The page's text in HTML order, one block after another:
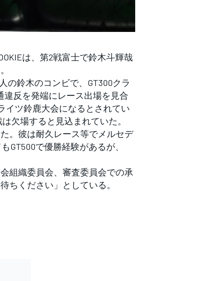
は、第2戦富士で鈴木斗輝哉
の鈴木のコンビで、GT300クラ
違反を発端にレース出場を見合
イツ鈴鹿大会になるとされてい
欠場すると見込まれていた。
。彼は耐久レース等でメルセデ
GT500で優勝経験があるが、
組織委員会、審査委員会での承
ちください」としている。